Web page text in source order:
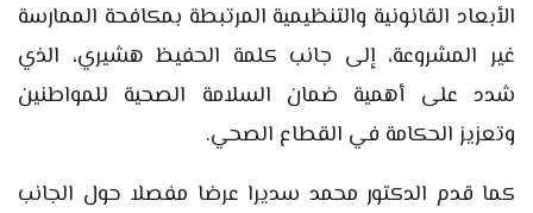
الأبعاد القانونية والتنظيمية المرتبطة بمكافحة الممارسة
غير المشروعة، إلى جانب كلمة الحفيظ هشيري، الذي
شدد على أهمية ضمان السلامة الصحية للمواطنين
وتعزيز الحكامة في القطاع الصحي.
كما قدم الدكتور محمد سديرا عرضا مفصلا حول الجانب